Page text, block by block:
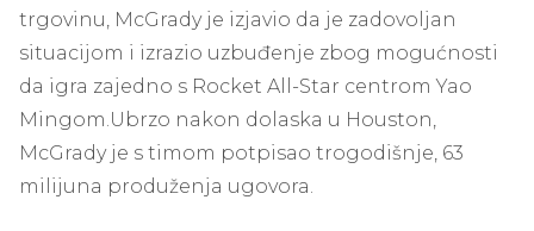
trgovinu, McGrady je izjavio da je zadovoljan
situacijom i izrazio uzbuđenje zbog mogućnosti
da igra zajedno s Rocket All-Star centrom Yao
Mingom.Ubrzo nakon dolaska u Houston,
McGrady je s timom potpisao trogodišnje, 63
milijuna produženja ugovora.